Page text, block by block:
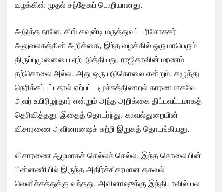
வழக்கின் முதல் சந்தேகப் பொறியானது.
அடுத்த நாளே, கிங் கவுன்டி மருத்துவப் பரிசோதகர்
அலுவலகத்தின் அறிக்கை, இந்த வழக்கில் ஒரு மாபெரும்
திருப்புமுனையை ஏற்படுத்தியது. ராஜிதாவின் மரணம்
தற்கொலை அல்ல, அது ஒரு படுகொலை என்றும், கழுத்து
நெரிக்கப்பட்டதால் ஏற்பட்ட மூச்சுத்திணறல் காரணமாகவே
அவர் உயிரிழந்தார் என்றும் அந்த அறிக்கை திட்டவட்டமாகத்
தெரிவித்தது. இதைத் தொடர்ந்து, காவல்துறையின்
விசாரணை அவினாஷைச் சுற்றி இறுகத் தொடங்கியது.
விசாரணை ஆழமாகச் செல்லச் செல்ல, இந்த கொலையின்
பின்னணியில் இருந்த அதிர்ச்சிகரமான தகவல்
வெளிச்சத்துக்கு வந்தது. அவினாஷுக்கு இந்தியாவில் பல